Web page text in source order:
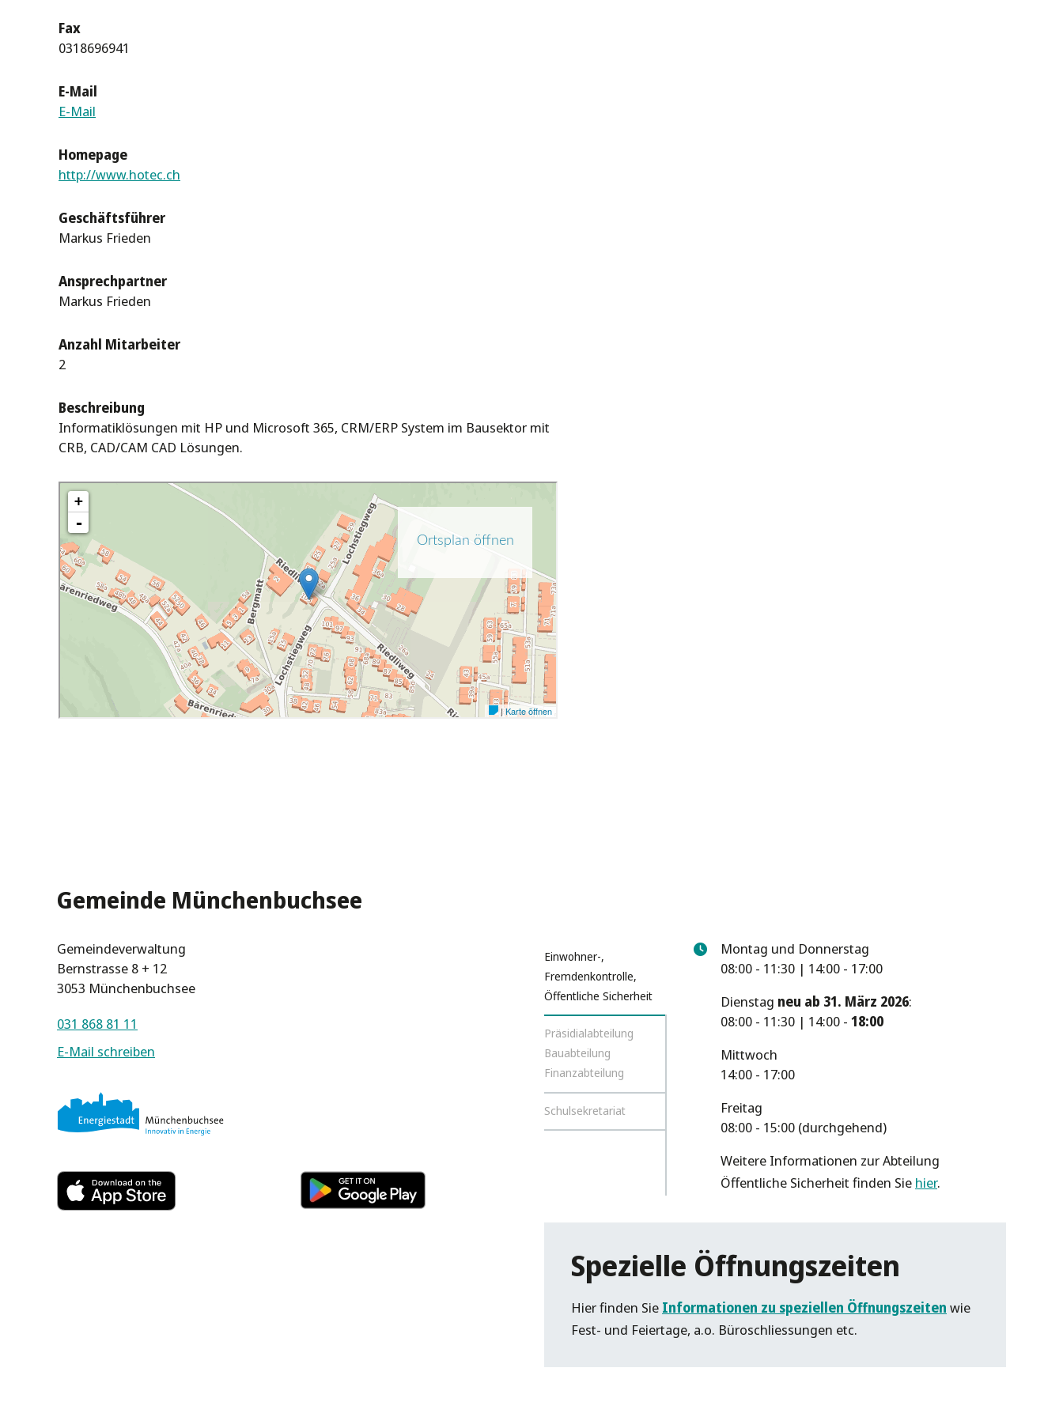
Fax
0318696941
E-Mail
E-Mail
Homepage
http://www.hotec.ch
Geschäftsführer
Markus Frieden
Ansprechpartner
Markus Frieden
Anzahl Mitarbeiter
2
Beschreibung
Informatiklösungen mit HP und Microsoft 365, CRM/ERP System im Bausektor mit
CRB, CAD/CAM CAD Lösungen.
Gemeinde Münchenbuchsee
Gemeindeverwaltung
Bernstrasse 8 + 12
3053 Münchenbuchsee
031 868 81 11
E-Mail schreiben
Einwohner-,
Fremdenkontrolle,
Öffentliche Sicherheit
Präsidialabteilung
Bauabteilung
Finanzabteilung
Schulsekretariat
Montag und Donnerstag
08:00 - 11:30 | 14:00 - 17:00
Dienstag neu ab 31. März 2026:
08:00 - 11:30 | 14:00 -18:00
Mittwoch
14:00 - 17:00
Freitag
08:00 - 15:00 (durchgehend)
Weitere Informationen zur Abteilung
Öffentliche Sicherheit finden Siehier.
Spezielle Öffnungszeiten
Hier finden SieInformationen zu speziellen Öffnungszeitenwie
Fest- und Feiertage, a.o. Büroschliessungen etc.